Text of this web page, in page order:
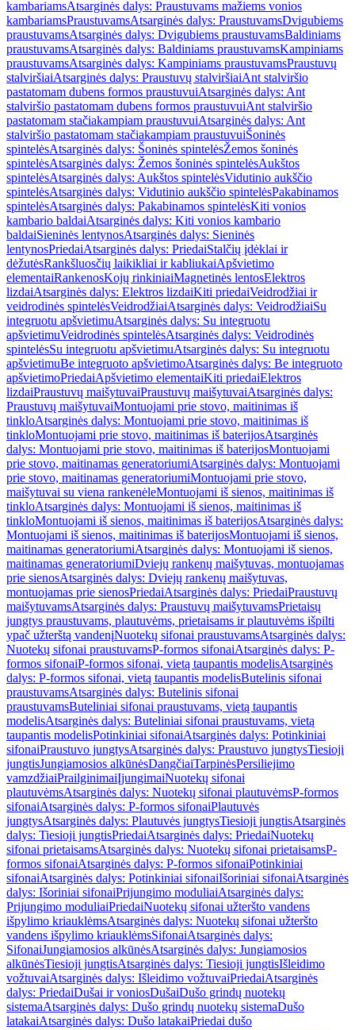
kambariamsAtsarginės dalys: Praustuvams mažiems vonios
kambariamsPraustuvamsAtsarginės dalys: PraustuvamsDvigubiems
praustuvamsAtsarginės dalys: Dvigubiems praustuvamsBaldiniams
praustuvamsAtsarginės dalys: Baldiniams praustuvamsKampiniams
praustuvamsAtsarginės dalys: Kampiniams praustuvamsPraustuvų
stalviršiaiAtsarginės dalys: Praustuvų stalviršiaiAnt stalviršio
pastatomam dubens formos praustuvuiAtsarginės dalys: Ant
stalviršio pastatomam dubens formos praustuvuiAnt stalviršio
pastatomam stačiakampiam praustuvuiAtsarginės dalys: Ant
stalviršio pastatomam stačiakampiam praustuvuiŠoninės
spintelėsAtsarginės dalys: Šoninės spintelėsŽemos šoninės
spintelėsAtsarginės dalys: Žemos šoninės spintelėsAukštos
spintelėsAtsarginės dalys: Aukštos spintelėsVidutinio aukščio
spintelėsAtsarginės dalys: Vidutinio aukščio spintelėsPakabinamos
spintelėsAtsarginės dalys: Pakabinamos spintelėsKiti vonios
kambario baldaiAtsarginės dalys: Kiti vonios kambario
baldaiSieninės lentynosAtsarginės dalys: Sieninės
lentynosPriedaiAtsarginės dalys: PriedaiStalčių įdėklai ir
dėžutėsRankšluosčių laikikliai ir kabliukaiApšvietimo
elementaiRankenosKojų rinkiniaiMagnetinės lentosElektros
lizdaiAtsarginės dalys: Elektros lizdaiKiti priedaiVeidrodžiai ir
veidrodinės spintelėsVeidrodžiaiAtsarginės dalys: VeidrodžiaiSu
integruotu apšvietimuAtsarginės dalys: Su integruotu
apšvietimuVeidrodinės spintelėsAtsarginės dalys: Veidrodinės
spintelėsSu integruotu apšvietimuAtsarginės dalys: Su integruotu
apšvietimuBe integruoto apšvietimoAtsarginės dalys: Be integruoto
apšvietimoPriedaiApšvietimo elementaiKiti priedaiElektros
lizdaiPraustuvų maišytuvaiPraustuvų maišytuvaiAtsarginės dalys:
Praustuvų maišytuvaiMontuojami prie stovo, maitinimas iš
tinkloAtsarginės dalys: Montuojami prie stovo, maitinimas iš
tinkloMontuojami prie stovo, maitinimas iš baterijosAtsarginės
dalys: Montuojami prie stovo, maitinimas iš baterijosMontuojami
prie stovo, maitinamas generatoriumiAtsarginės dalys: Montuojami
prie stovo, maitinamas generatoriumiMontuojami prie stovo,
maišytuvai su viena rankenėleMontuojami iš sienos, maitinimas iš
tinkloAtsarginės dalys: Montuojami iš sienos, maitinimas iš
tinkloMontuojami iš sienos, maitinimas iš baterijosAtsarginės dalys:
Montuojami iš sienos, maitinimas iš baterijosMontuojami iš sienos,
maitinamas generatoriumiAtsarginės dalys: Montuojami iš sienos,
maitinamas generatoriumiDviejų rankenų maišytuvas, montuojamas
prie sienosAtsarginės dalys: Dviejų rankenų maišytuvas,
montuojamas prie sienosPriedaiAtsarginės dalys: PriedaiPraustuvų
maišytuvamsAtsarginės dalys: Praustuvų maišytuvamsPrietaisų
jungtys praustuvams, plautuvėms, prietaisams ir plautuvėms išpilti
ypač užterštą vandenįNuotekų sifonai praustuvamsAtsarginės dalys:
Nuotekų sifonai praustuvamsP-formos sifonaiAtsarginės dalys: P-
formos sifonaiP-formos sifonai, vietą taupantis modelisAtsarginės
dalys: P-formos sifonai, vietą taupantis modelisButelinis sifonai
praustuvamsAtsarginės dalys: Butelinis sifonai
praustuvamsButeliniai sifonai praustuvams, vietą taupantis
modelisAtsarginės dalys: Buteliniai sifonai praustuvams, vietą
taupantis modelisPotinkiniai sifonaiAtsarginės dalys: Potinkiniai
sifonaiPraustuvo jungtysAtsarginės dalys: Praustuvo jungtysTiesioji
jungtisJungiamosios alkūnėsDangčiaiTarpinėsPersiliejimo
vamzdžiaiPrailginimaiĮjungimaiNuotekų sifonai
plautuvėmsAtsarginės dalys: Nuotekų sifonai plautuvėmsP-formos
sifonaiAtsarginės dalys: P-formos sifonaiPlautuvės
jungtysAtsarginės dalys: Plautuvės jungtysTiesioji jungtisAtsarginės
dalys: Tiesioji jungtisPriedaiAtsarginės dalys: PriedaiNuotekų
sifonai prietaisamsAtsarginės dalys: Nuotekų sifonai prietaisamsP-
formos sifonaiAtsarginės dalys: P-formos sifonaiPotinkiniai
sifonaiAtsarginės dalys: Potinkiniai sifonaiIšoriniai sifonaiAtsarginės
dalys: Išoriniai sifonaiPrijungimo moduliaiAtsarginės dalys:
Prijungimo moduliaiPriedaiNuotekų sifonai užteršto vandens
išpylimo kriauklėmsAtsarginės dalys: Nuotekų sifonai užteršto
vandens išpylimo kriauklėmsSifonaiAtsarginės dalys:
SifonaiJungiamosios alkūnėsAtsarginės dalys: Jungiamosios
alkūnėsTiesioji jungtisAtsarginės dalys: Tiesioji jungtisIšleidimo
vožtuvaiAtsarginės dalys: Išleidimo vožtuvaiPriedaiAtsarginės
dalys: PriedaiDušai ir voniosDušaiDušo grindų nuotekų
sistemaAtsarginės dalys: Dušo grindų nuotekų sistemaDušo
latakaiAtsarginės dalys: Dušo latakaiPriedai dušo